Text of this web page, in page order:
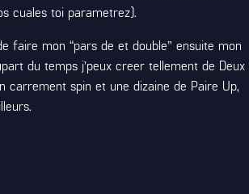
cuales toi parametrez).
faire mon “pars de et double” ensuite mon
du temps j’peux creer tellement de Deux
carrement spin et une dizaine de Paire Up,